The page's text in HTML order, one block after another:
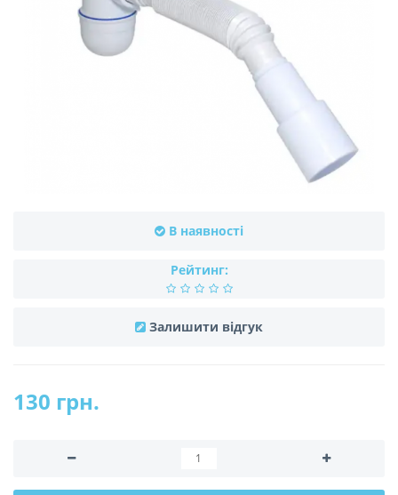
В наявності
Рейтинг:
Залишити відгук
130 грн.